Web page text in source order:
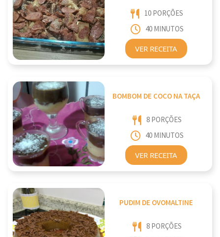
10 PORÇÕES
40 MINUTOS
VER RECEITA
BOMBOM DE COCO NA TAÇA
8 PORÇÕES
40 MINUTOS
VER RECEITA
PUDIM DE OVOMALTINE
8 PORÇÕES